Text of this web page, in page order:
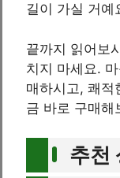
길이 가실 거예
끝까지 읽어보
치지 마세요.
매하시고, 쾌적
금 바로 구매해
추천